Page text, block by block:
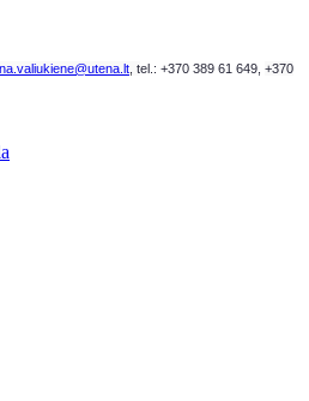
, tel.: +370 389 61 649, +370